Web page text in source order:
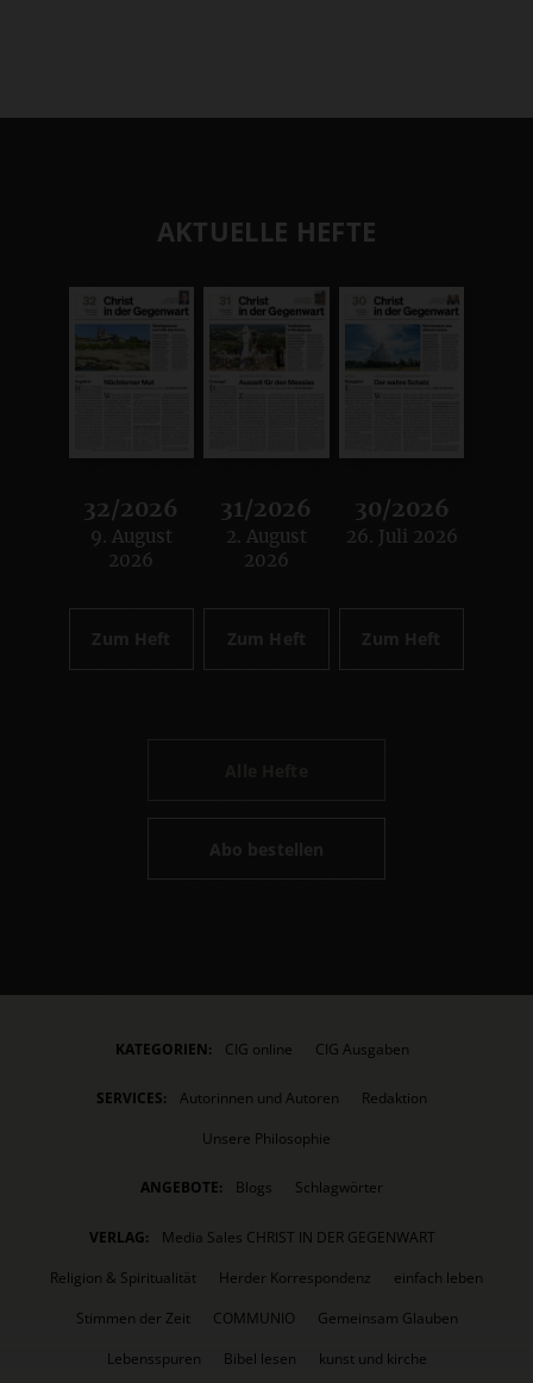
AKTUELLE HEFTE
32/2026
:
9. August
2026
Zum Heft
31/2026
:
2. August
2026
Zum Heft
30/2026
:
26. Juli 2026
Zum Heft
Abo bestellen
KATEGORIEN: CIG online CIG Ausgaben
SERVICES: Autorinnen und Autoren
Redaktion
Unsere Philosophie
ANGEBOTE: Blogs Schlagwörter
VERLAG:
Media Sales CHRIST IN DER GEGENWART
Religion & Spiritualität
Herder Korrespondenz
einfach leben
Stimmen der Zeit
COMMUNIO
Gemeinsam Glauben
Lebensspuren
Bibel lesen kunst und kirche